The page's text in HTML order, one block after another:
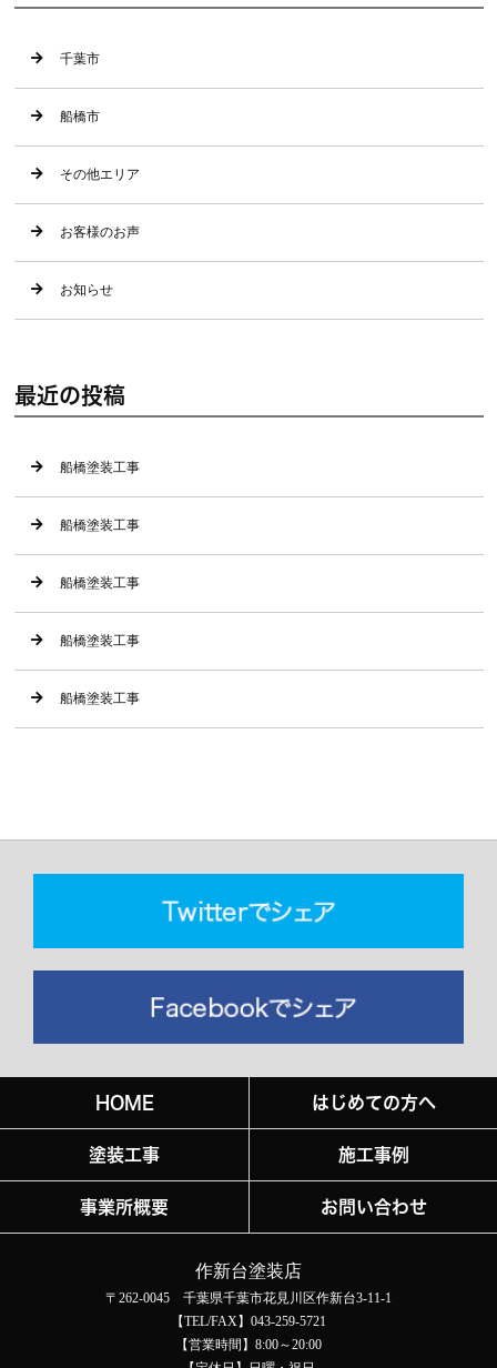
千葉市
船橋市
その他エリア
お客様のお声
お知らせ
最近の投稿
船橋塗装工事
船橋塗装工事
船橋塗装工事
船橋塗装工事
船橋塗装工事
HOME はじめての方へ
塗装工事 施工事例
事業所概要 お問い合わせ
作新台塗装店
〒262-0045 千葉県千葉市花見川区作新台3-11-1
【TEL/FAX】043-259-5721
【営業時間】8:00～20:00